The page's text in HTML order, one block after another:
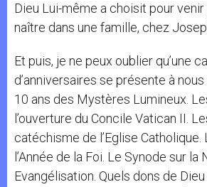
Dieu Lui-même a choisit pour venir
naître dans une famille, chez
Et puis, je ne peux oublier qu’une
d’anniversaires se présente à
10 ans des Mystères Lumineux.
l’ouverture du Concile Vatican II.
catéchisme de l’Eglise Catholique.
l’Année de la Foi. Le Synode sur la
Evangélisation. Quels dons de